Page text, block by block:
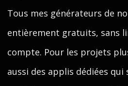
Tous mes générateurs de
entièrement gratuits, sans
compte. Pour les projets
aussi des applis dédiées qui